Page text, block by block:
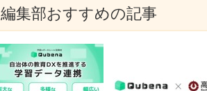
編集部おすすめの記事